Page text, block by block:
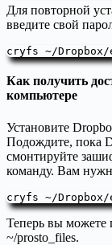
Для повторной
введите свой
cryfs ~/
Как получить
компьютере
Установите
Подождите, пока
смонтируйте
команду. Вам
cryfs ~/
Теперь вы можете
~/prosto_files.